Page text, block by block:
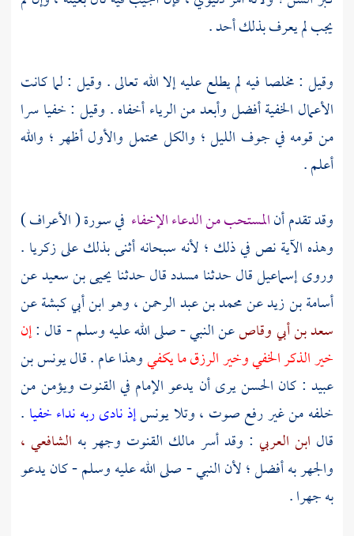
يجب لم يعرف بذلك أحد .
وقيل : مخلصا فيه لم يطلع عليه إلا الله تعالى . وقيل : لما كانت
الأعمال الخفية أفضل وأبعد من الرياء أخفاه . وقيل : خفيا سرا
من قومه في جوف الليل ؛ والكل محتمل والأول أظهر ؛ والله
أعلم .
وقد تقدم أنالمستحب من الدعاء الإخفاء في سورة ( الأعراف )
وهذه الآية نص في ذلك ؛ لأنه سبحانه أثنى بذلك علىزكريا .
وروىإسماعيلقال حدثنامسددقال حدثنا يحيى بن سعيدعن
أسامة بن زيدعنمحمد بن عبد الرحمن ،وهوابن أبي كبشةعن
سعد بن أبي وقاصعن النبي - صلى الله عليه وسلم - قال :إن
خير الذكر الخفي وخير الرزق ما يكفيوهذا عام . قاليونس بن
عبيد : كان الحسنيرى أن يدعو الإمام في القنوت ويؤمن من
خلفه من غير رفع صوت ، وتلايونسإذ نادى ربه نداء خفيا .
قال ابن العربي : وقد أسر مالك القنوت وجهر به الشافعي ،
والجهر به أفضل ؛ لأن النبي - صلى الله عليه وسلم - كان يدعو
به جهرا .